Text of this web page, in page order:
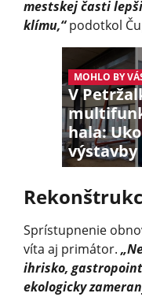
mestskej časti
klímu,“podotkol
MOHLO BY
V
hala:
výstavby
Sprístupnenie
víta aj primátor.
ihrisko,
ekologicky